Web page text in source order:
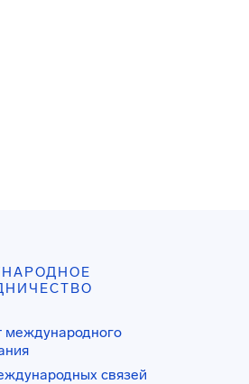
международного
связей